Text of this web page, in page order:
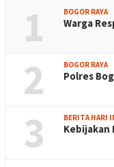
1 BOGOR RAYA
Warga
2 BOGOR RAYA
Polres
3 BERITA HARI
Kebijakan